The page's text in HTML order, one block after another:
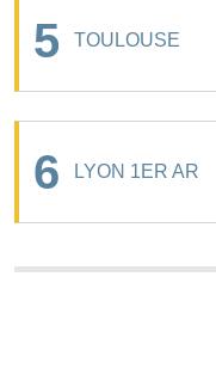
5 TOULOUSE
6 LYON 1ER AR